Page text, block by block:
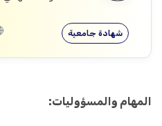
شهادة جامعية
المهام والمسؤوليات: